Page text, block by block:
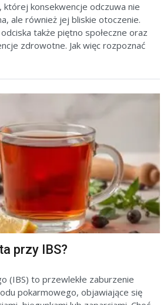
której konsekwencje odczuwa nie
ale również jej bliskie otoczenie.
także piętno społeczne oraz
zdrowotne. Jak więc rozpoznać
przy IBS?
(IBS) to przewlekłe zaburzenie
pokarmowego, objawiające się